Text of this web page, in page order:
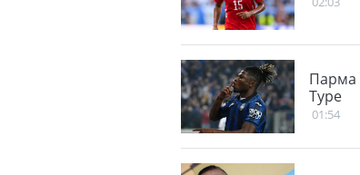
Парма
Туре
01:54